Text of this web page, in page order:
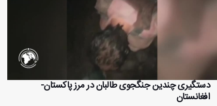
دستگیری چندین جنگجوی طالبان در مرز پاکستان-
افغانستان